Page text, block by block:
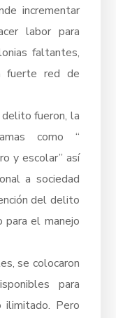
incrementar
labor para
faltantes,
fuerte red de
fueron, la
como “
y escolar” así
a sociedad
del delito
para el manejo
se colocaron
para
ilimitado. Pero